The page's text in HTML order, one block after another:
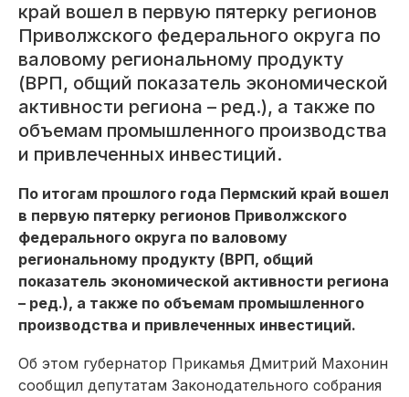
край вошел в первую пятерку регионов
Привол­жского федерального округа по
валовому региональному продукту
(ВРП, общий показатель экономической
активности региона – ред.), а также по
объемам промышленного производства
и привлеченных инвестиций.
По итогам прошлого года Пермский край вошел
в первую пятерку регионов Привол­жского
федерального округа по валовому
региональному продукту (ВРП, общий
показатель экономической активности региона
– ред.), а также по объемам промышленного
производства и привлеченных инвестиций.
Об этом губернатор Прикамья Дмитрий Махонин
сообщил депутатам Законодательного собрания